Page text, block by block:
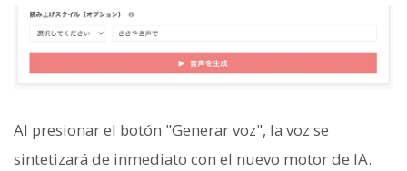
Al presionar el botón "Generar voz", la voz se
sintetizará de inmediato con el nuevo motor de IA.